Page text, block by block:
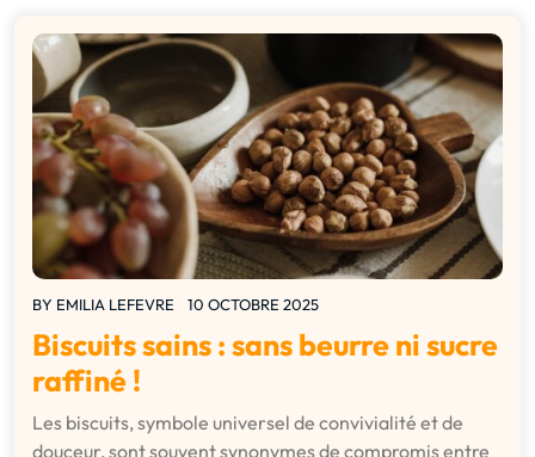
BY EMILIA LEFEVRE 10 OCTOBRE 2025
Biscuits sains : sans beurre ni sucre
raffiné !
Les biscuits, symbole universel de convivialité et de
douceur, sont souvent synonymes de compromis entre